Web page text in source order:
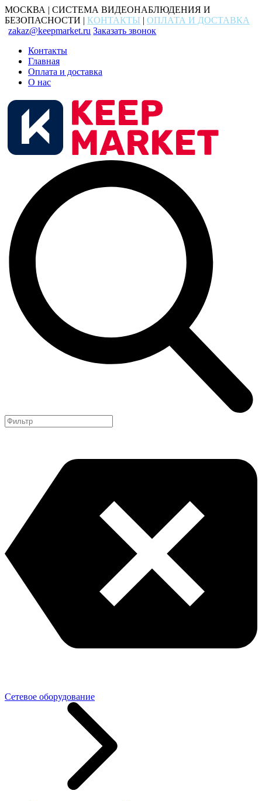
МОСКВА | СИСТЕМА ВИДЕОНАБЛЮДЕНИЯ И
БЕЗОПАСНОСТИ | КОНТАКТЫ | ОПЛАТА И ДОСТАВКА
zakaz@keepmarket.ru Заказать звонок
Контакты
Главная
Оплата и доставка
О нас
Сетевое оборудование